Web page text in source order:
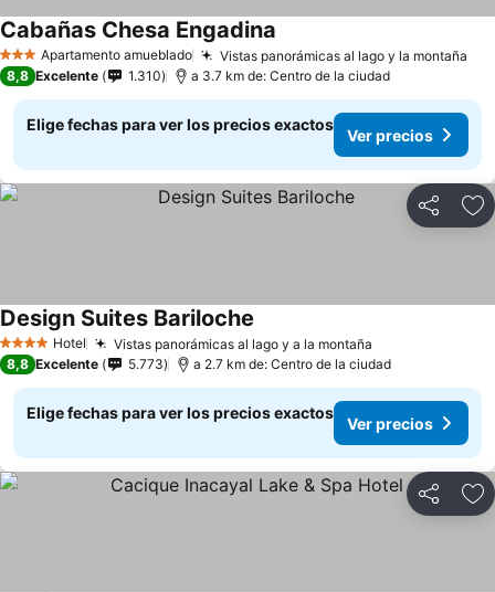
3 EstrellasApartamento amueblado Vistas panorámicas al lago y la montaña
Cabañas Chesa Engadina
8,8 Excelente 1.310 a 3.7 km de: Centro de la ciudad
Elige fechas para ver los precios exactos
Ver precios
Compartir
4 EstrellasHotel Vistas panorámicas al lago y a la montaña
Design Suites Bariloche
8,8 Excelente 5.773 a 2.7 km de: Centro de la ciudad
Elige fechas para ver los precios exactos
Ver precios
Compartir